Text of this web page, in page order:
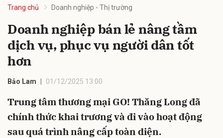
Trang chủ Doanh nghiệp - Thị trường
Doanh nghiệp bán lẻ nâng tầm
dịch vụ, phục vụ người dân tốt
hơn
Bảo Lam 01/12/2025 13:00
Trung tâm thương mại GO! Thăng Long đã
chính thức khai trương và đi vào hoạt động
sau quá trình nâng cấp toàn diện.
Hủy